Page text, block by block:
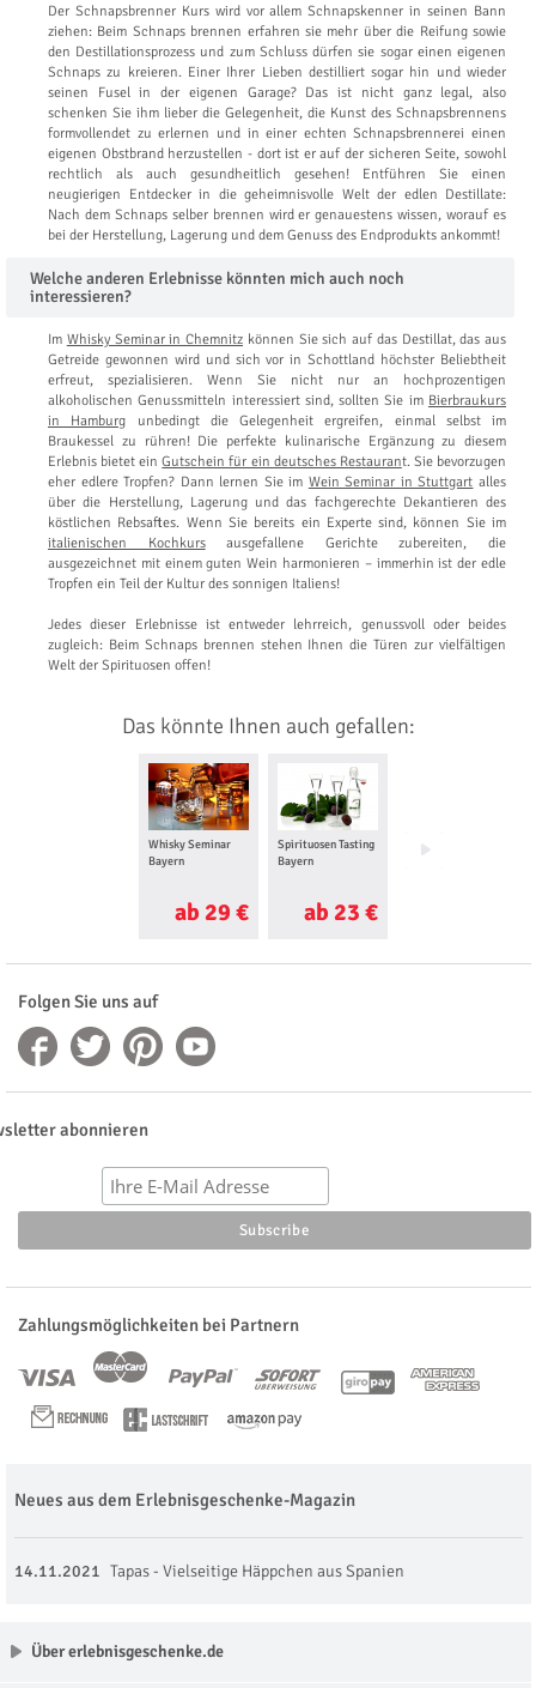
Der Schnapsbrenner Kurs wird vor allem Schnapskenner in seinen Bann
ziehen: Beim Schnaps brennen erfahren sie mehr über die Reifung sowie
den Destillationsprozess und zum Schluss dürfen sie sogar einen eigenen
Schnaps zu kreieren. Einer Ihrer Lieben destilliert sogar hin und wieder
seinen Fusel in der eigenen Garage? Das ist nicht ganz legal, also
schenken Sie ihm lieber die Gelegenheit, die Kunst des Schnapsbrennens
formvollendet zu erlernen und in einer echten Schnapsbrennerei einen
eigenen Obstbrand herzustellen - dort ist er auf der sicheren Seite, sowohl
rechtlich als auch gesundheitlich gesehen! Entführen Sie einen
neugierigen Entdecker in die geheimnisvolle Welt der edlen Destillate:
Nach dem Schnaps selber brennen wird er genauestens wissen, worauf es
bei der Herstellung, Lagerung und dem Genuss des Endprodukts ankommt!
Welche anderen Erlebnisse könnten mich auch noch
interessieren?
Im Whisky Seminar in Chemnitz können Sie sich auf das Destillat, das aus
Getreide gewonnen wird und sich vor in Schottland höchster Beliebtheit
erfreut, spezialisieren. Wenn Sie nicht nur an hochprozentigen
alkoholischen Genussmitteln interessiert sind, sollten Sie im Bierbraukurs
in Hamburg unbedingt die Gelegenheit ergreifen, einmal selbst im
Braukessel zu rühren! Die perfekte kulinarische Ergänzung zu diesem
Erlebnis bietet einGutschein für ein deutsches Restaurant. Sie bevorzugen
eher edlere Tropfen? Dann lernen Sie im Wein Seminar in Stuttgart alles
über die Herstellung, Lagerung und das fachgerechte Dekantieren des
köstlichen Rebsaftes. Wenn Sie bereits ein Experte sind, können Sie im
italienischen Kochkursausgefallene Gerichte zubereiten, die
ausgezeichnet mit einem guten Wein harmonieren – immerhin ist der edle
Tropfen ein Teil der Kultur des sonnigen Italiens!
Jedes dieser Erlebnisse ist entweder lehrreich, genussvoll oder beides
zugleich: Beim Schnaps brennen stehen Ihnen die Türen zur vielfältigen
Welt der Spirituosen offen!
Das könnte Ihnen auch gefallen:
Whisky Seminar
Bayern
ab 29 €
Spirituosen Tasting
Bayern
ab 23 €
Molekular Cocktail
Folgen Sie uns auf
abonnieren
Zahlungsmöglichkeiten bei Partnern
Neues aus dem Erlebnisgeschenke-Magazin
14.11.2021 Tapas - Vielseitige Häppchen aus Spanien
Über erlebnisgeschenke.de